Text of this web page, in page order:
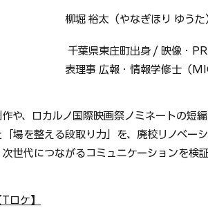
柳堀 裕太（やなぎほり ゆうた
表理事 広報・情報学修士（
場を整える段取り力」を、廃校リノベー
世代につながるコミュニケーションを検
ロケ】